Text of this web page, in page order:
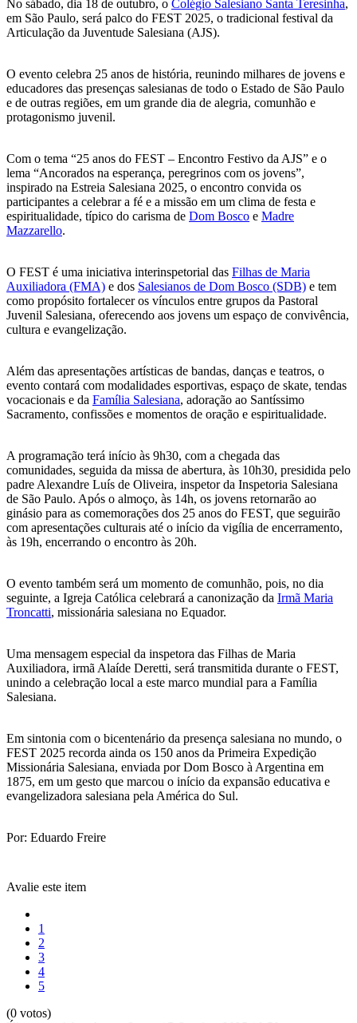
No sábado, dia 18 de outubro, o Colégio Salesiano Santa Teresinha,
em São Paulo, será palco do FEST 2025, o tradicional festival da
Articulação da Juventude Salesiana (AJS).
O evento celebra 25 anos de história, reunindo milhares de jovens e
educadores das presenças salesianas de todo o Estado de São Paulo
e de outras regiões, em um grande dia de alegria, comunhão e
protagonismo juvenil.
Com o tema “25 anos do FEST – Encontro Festivo da AJS” e o
lema “Ancorados na esperança, peregrinos com os jovens”,
inspirado na Estreia Salesiana 2025, o encontro convida os
participantes a celebrar a fé e a missão em um clima de festa e
espiritualidade, típico do carisma de Dom Bosco e Madre
Mazzarello.
O FEST é uma iniciativa interinspetorial das Filhas de Maria
Auxiliadora (FMA) e dos Salesianos de Dom Bosco (SDB) e tem
como propósito fortalecer os vínculos entre grupos da Pastoral
Juvenil Salesiana, oferecendo aos jovens um espaço de convivência,
cultura e evangelização.
Além das apresentações artísticas de bandas, danças e teatros, o
evento contará com modalidades esportivas, espaço de skate, tendas
vocacionais e da Família Salesiana, adoração ao Santíssimo
Sacramento, confissões e momentos de oração e espiritualidade.
A programação terá início às 9h30, com a chegada das
comunidades, seguida da missa de abertura, às 10h30, presidida pelo
padre Alexandre Luís de Oliveira, inspetor da Inspetoria Salesiana
de São Paulo. Após o almoço, às 14h, os jovens retornarão ao
ginásio para as comemorações dos 25 anos do FEST, que seguirão
com apresentações culturais até o início da vigília de encerramento,
às 19h, encerrando o encontro às 20h.
O evento também será um momento de comunhão, pois, no dia
seguinte, a Igreja Católica celebrará a canonização da Irmã Maria
Troncatti, missionária salesiana no Equador.
Uma mensagem especial da inspetora das Filhas de Maria
Auxiliadora, irmã Alaíde Deretti, será transmitida durante o FEST,
unindo a celebração local a este marco mundial para a Família
Salesiana.
Em sintonia com o bicentenário da presença salesiana no mundo, o
FEST 2025 recorda ainda os 150 anos da Primeira Expedição
Missionária Salesiana, enviada por Dom Bosco à Argentina em
1875, em um gesto que marcou o início da expansão educativa e
evangelizadora salesiana pela América do Sul.
Por: Eduardo Freire
Avalie este item
1
2
3
4
5
(0 votos)